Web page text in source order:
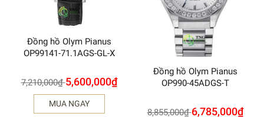
Đồng hồ Olym Pianus
OP99141-71.1AGS-GL-X
7,210,000₫ 5,600,000₫
MUA NGAY
Đồng hồ Olym Pianus
OP990-45ADGS-T
8,855,000₫ 6,785,000₫